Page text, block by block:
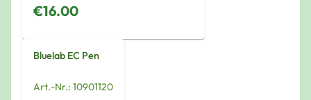
€16.00
Bluelab EC Pen
Art.-Nr.: 10901120